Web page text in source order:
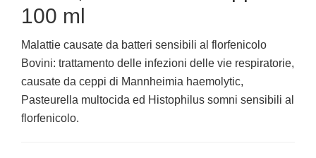
100 ml
Malattie causate da batteri sensibili al florfenicolo
Bovini: trattamento delle infezioni delle vie respiratorie,
causate da ceppi di Mannheimia haemolytic,
Pasteurella multocida ed Histophilus somni sensibili al
florfenicolo.